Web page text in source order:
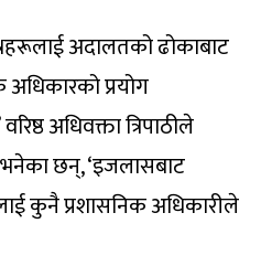
अदालतको ढोकाबाट
अधिकारको प्रयोग
अधिवक्ता त्रिपाठीले
छन्, ‘इजलासबाट
कुनै प्रशासनिक अधिकारीले